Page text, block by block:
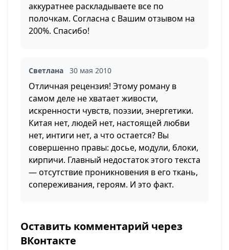
аккуратнее раскладываете все по
полочкам. Согласна с Вашим отзывом на
200%. Спасибо!
Светлана 30 мая 2010
Отличная рецензия! Этому роману в
самом деле не хватает живости,
искренности чувств, поэзии, энергетики.
Китая нет, людей нет, настоящей любви
нет, интиги нет, а что остается? Вы
совершенно правы: досье, модули, блоки,
кирпичи. Главный недостаток этого текста
— отсутствие проникновения в его ткань,
сопереживания, героям. И это факт.
Оставить комментарий через
ВКонтакте